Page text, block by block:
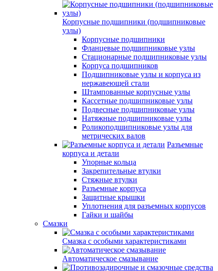
Корпусные подшипники (подшипниковые
узлы)
Корпусные подшипники
Фланцевые подшипниковые узлы
Стационарные подшипниковые узлы
Корпуса подшипников
Подшипниковые узлы и корпуса из
нержавеющей стали
Штампованные корпусные узлы
Кассетные подшипниковые узлы
Подвесные подшипниковые узлы
Натяжные подшипниковые узлы
Роликоподшипниковые узлы для
метрических валов
Разъемные
корпуса и детали
Упорные кольца
Закрепительные втулки
Стяжные втулки
Разъемные корпуса
Защитные крышки
Уплотнения для разъемных корпусов
Гайки и шайбы
Смазки
Смазка с особыми характеристиками
Автоматическое смазывание